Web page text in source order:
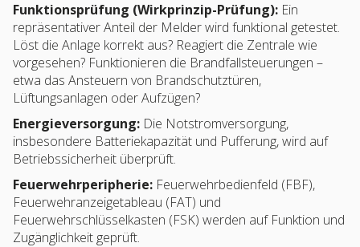
Funktionsprüfung (Wirkprinzip-Prüfung): Ein
repräsentativer Anteil der Melder wird funktional getestet.
Löst die Anlage korrekt aus? Reagiert die Zentrale wie
vorgesehen? Funktionieren die Brandfallsteuerungen –
etwa das Ansteuern von Brandschutztüren,
Lüftungsanlagen oder Aufzügen?
Energieversorgung: Die Notstromversorgung,
insbesondere Batteriekapazität und Pufferung, wird auf
Betriebssicherheit überprüft.
Feuerwehrperipherie: Feuerwehrbedienfeld (FBF),
Feuerwehranzeigetableau (FAT) und
Feuerwehrschlüsselkasten (FSK) werden auf Funktion und
Zugänglichkeit geprüft.